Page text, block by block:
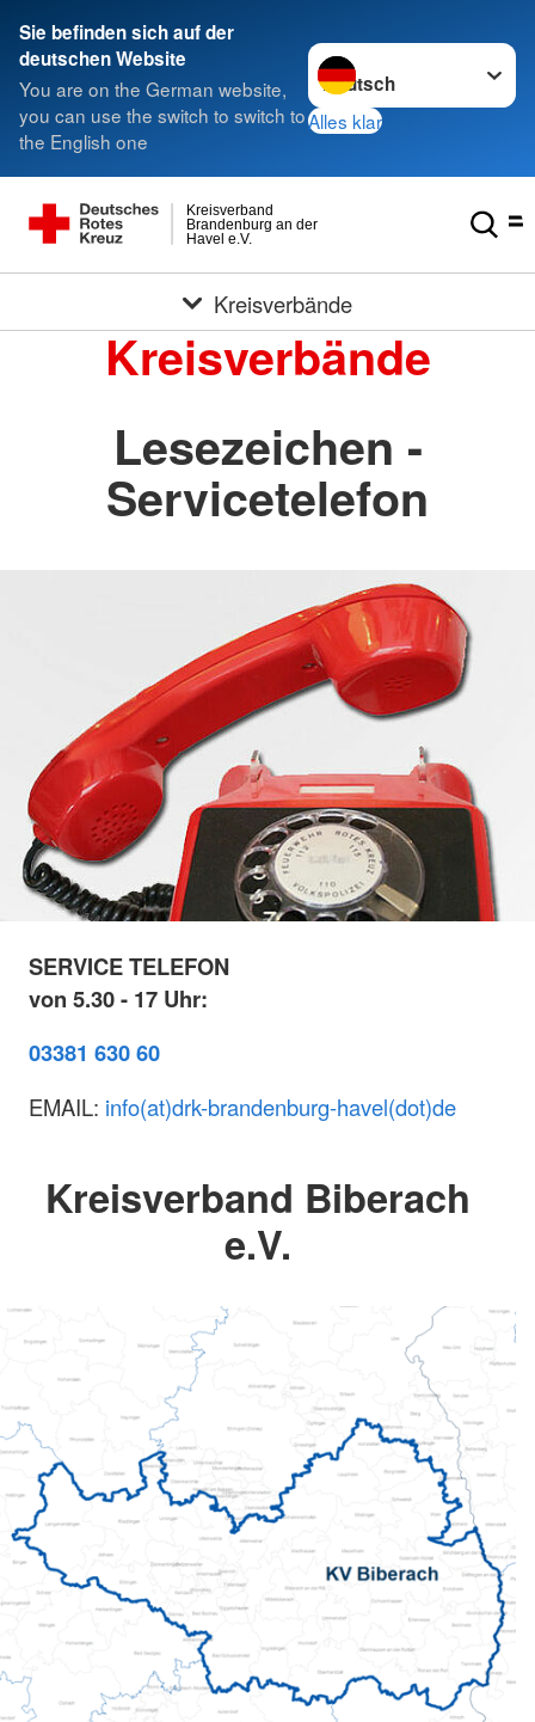
Sie befinden sich auf der
deutschen Website
You are on the German website,
you can use the switch to switch to
the English one
Sprache wechseln zu
Alles klar
Havel e.V.
Brandenburg an der
Kreisverband
Kreisverbände
Kreisverbände
Lesezeichen -
Servicetelefon
SERVICE TELEFON
von 5.30 - 17 Uhr:
03381 630 60
EMAIL: info(at)drk-brandenburg-havel(dot)de
Kreisverband Biberach
e.V.